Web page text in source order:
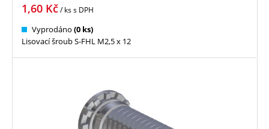
1,60 Kč/ kss DPH
Vyprodáno (0 ks)
Lisovací šroub S-FHL M2,5 x 12